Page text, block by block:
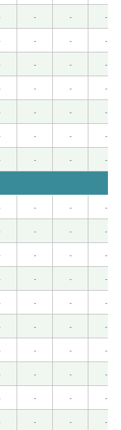
ーだい🎁
。良い経験ができ
关照。( 50代 男性 )
う！
积极的态度大企业
力加油～！ 那期待
很高兴了，详细的
请多多关照！( 50代
。我出生在1950年
右的学生上大学或
是我高中毕业后的
。不振的行情很
した🙇
- - -
- - -
- - -
- - -
- - -
- - -
- - -
- - -
- - -
- - -
- - -
- - -
- - -
- - -
- - -
- - -
- - -